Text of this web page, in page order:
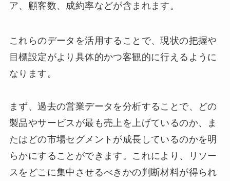
ア、顧客数、成約率などが含まれます。
これらのデータを活用することで、現状の把握や
目標設定がより具体的かつ客観的に行えるように
なります。
まず、過去の営業データを分析することで、どの
製品やサービスが最も売上を上げているのか、ま
たはどの市場セグメントが成長しているのかを明
らかにすることができます。これにより、リソー
スをどこに集中させるべきかの判断材料が得られ